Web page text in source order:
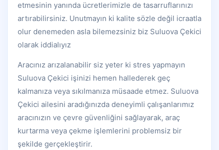
etmesinin yanında ücretlerimizle de tasarruflarınızı
artırabilirsiniz. Unutmayın ki kalite sözle değil icraatla
olur denemeden asla bilemezsiniz biz Suluova Çekici
olarak iddialıyız
Aracınız arızalanabilir siz yeter ki stres yapmayın
Suluova Çekici işinizi hemen hallederek geç
kalmanıza veya sıkılmanıza müsaade etmez. Suluova
Çekici ailesini aradığınızda deneyimli çalışanlarımız
aracınızın ve çevre güvenliğini sağlayarak, araç
kurtarma veya çekme işlemlerini problemsiz bir
şekilde gerçekleştirir.